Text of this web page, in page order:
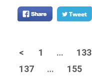
< 1 … 133
137
… 155